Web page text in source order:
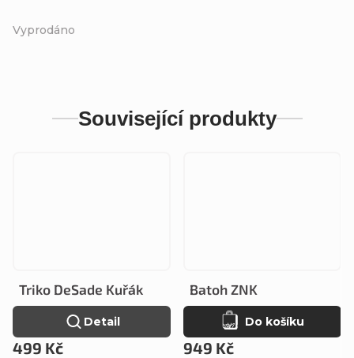
Vyprodáno
Související produkty
Triko DeSade Kuřák
499 Kč
Detail
Batoh ZNK
949 Kč
Do košíku